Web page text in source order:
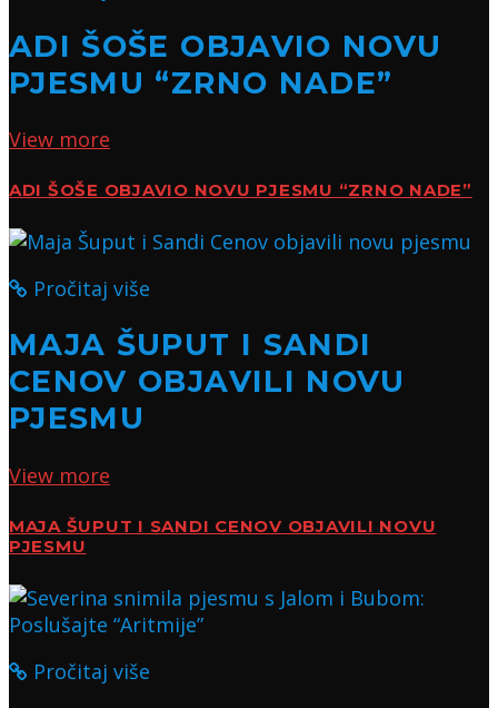
ADI ŠOŠE OBJAVIO NOVU
PJESMU “ZRNO NADE”
View more
ADI ŠOŠE OBJAVIO NOVU PJESMU “ZRNO NADE”
Pročitaj više
MAJA ŠUPUT I SANDI
CENOV OBJAVILI NOVU
PJESMU
View more
MAJA ŠUPUT I SANDI CENOV OBJAVILI NOVU
PJESMU
Pročitaj više